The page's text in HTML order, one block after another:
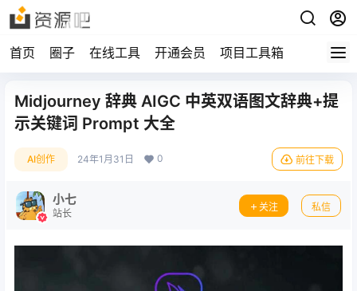
首页 圈子 在线工具 开通会员 项目工具箱
Midjourney 辞典 AIGC 中英双语图文辞典+提
示关键词 Prompt 大全
AI创作 24年1月31日 0 前往下载
小七
站长
关注 私信